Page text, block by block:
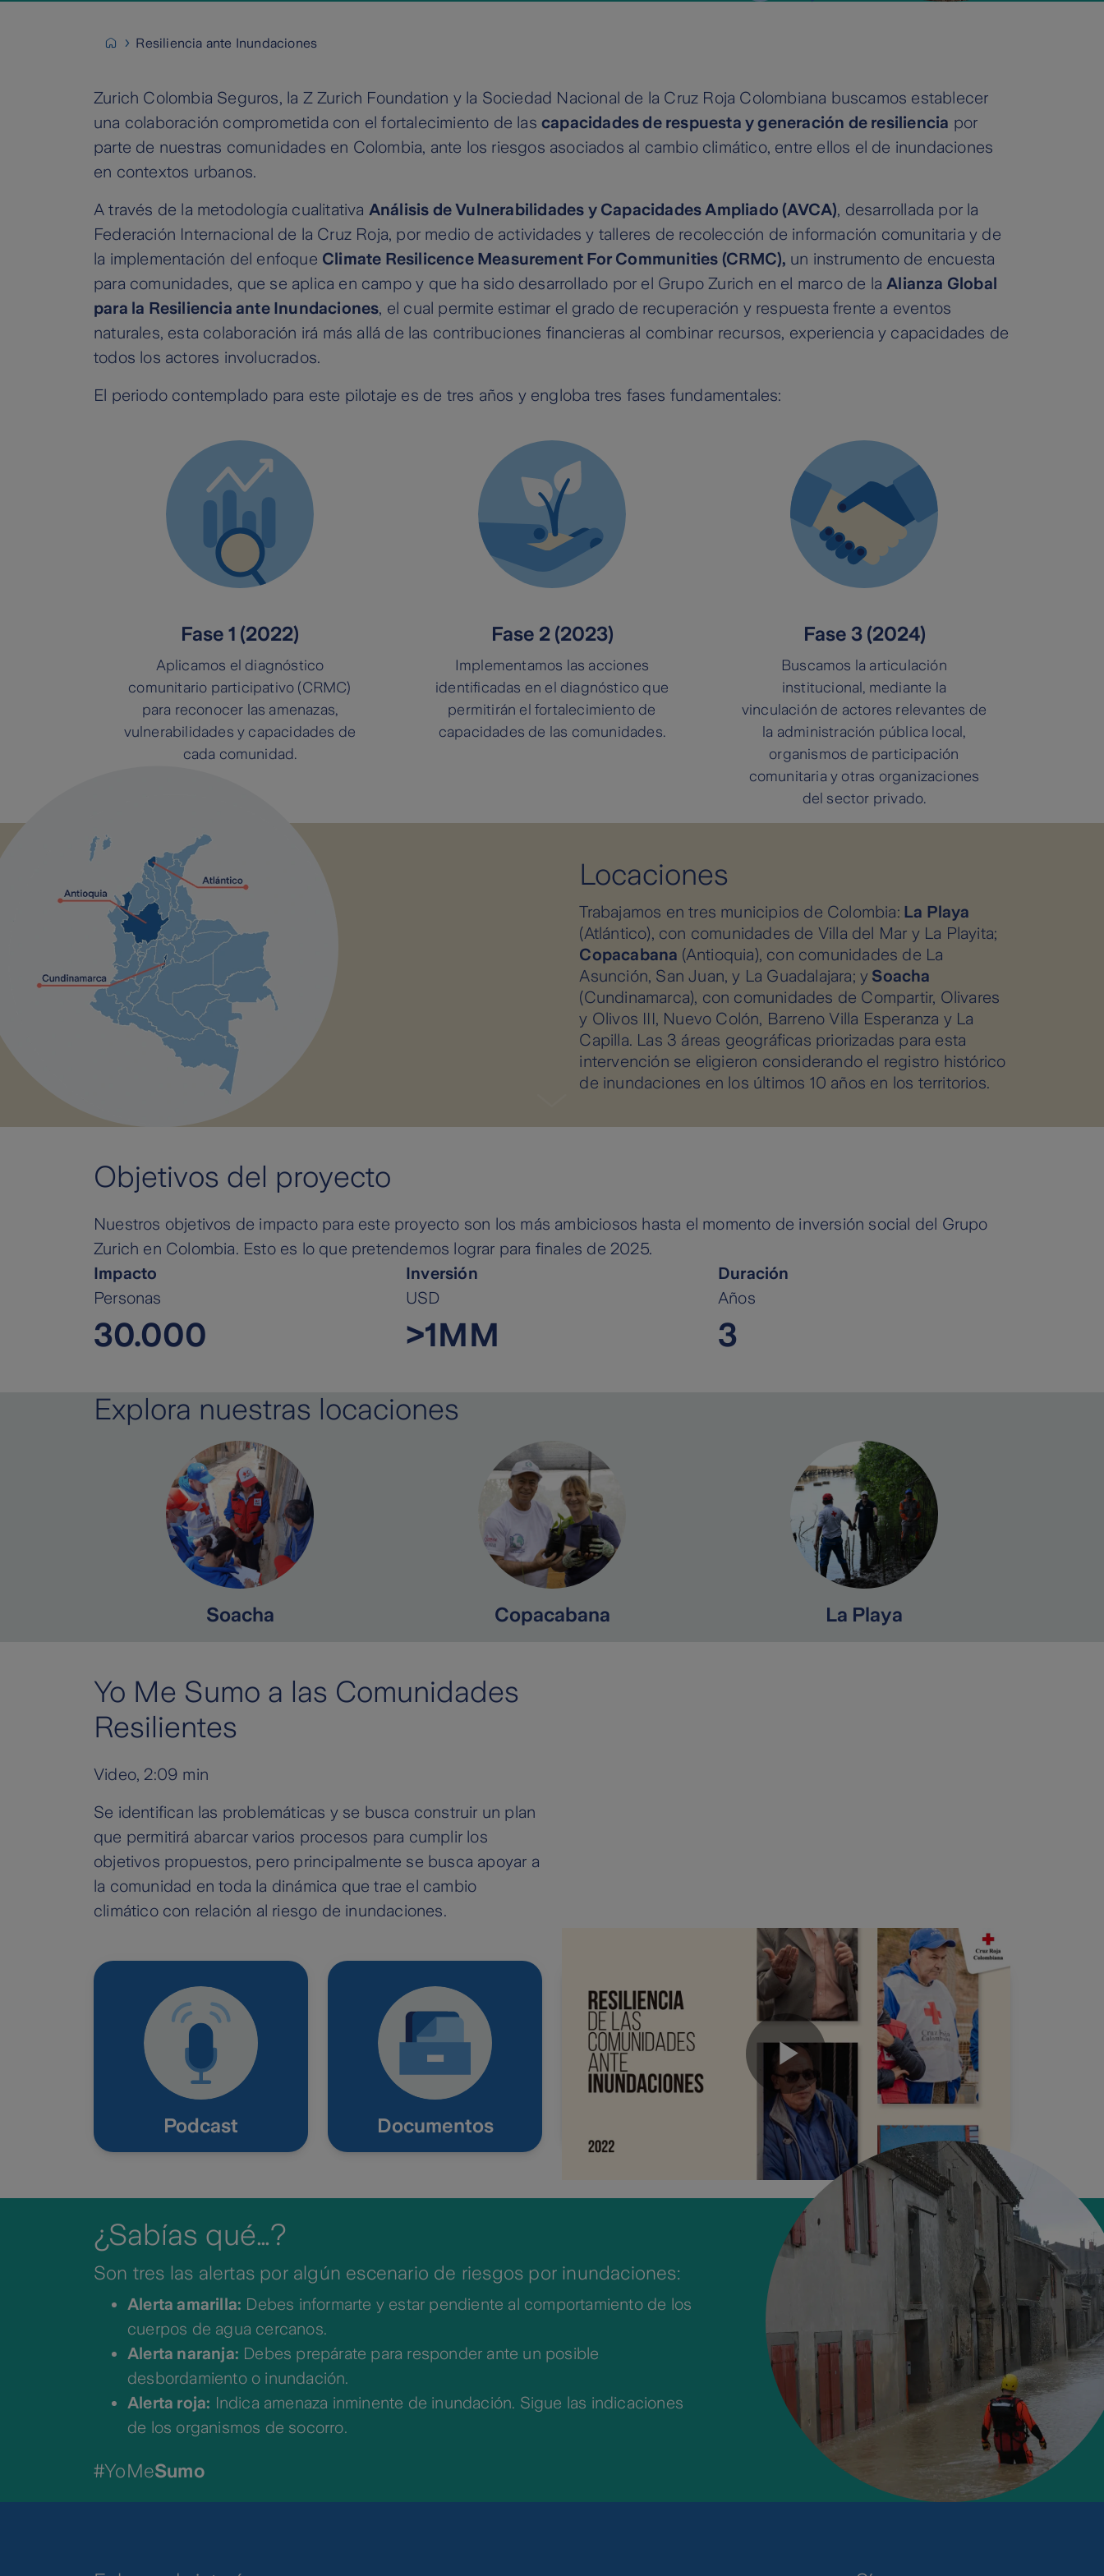
Resiliencia ante Inundaciones
Zurich Colombia Seguros, la Z Zurich Foundation y la Sociedad Nacional de la Cruz Roja Colombiana buscamos establecer
una colaboración comprometida con el fortalecimiento de lascapacidades de respuesta y generación de resiliencia por
parte de nuestras comunidades en Colombia, ante los riesgos asociados al cambio climático, entre ellos el de inundaciones
en contextos urbanos.
A través de la metodología cualitativa Análisis de Vulnerabilidades y Capacidades Ampliado (AVCA), desarrollada por la
Federación Internacional de la Cruz Roja, por medio de actividades y talleres de recolección de información comunitaria y de
la implementación del enfoque Climate Resilicence Measurement For Communities (CRMC), un instrumento de encuesta
para comunidades, que se aplica en campo y que ha sido desarrollado por el Grupo Zurich en el marco de laAlianza Global
para la Resiliencia ante Inundaciones, el cual permite estimar el grado de recuperación y respuesta frente a eventos
naturales, esta colaboración irá más allá de las contribuciones financieras al combinar recursos, experiencia y capacidades de
todos los actores involucrados.
El periodo contemplado para este pilotaje es de tres años y engloba tres fases fundamentales:
Fase 1 (2022)
Aplicamos el diagnóstico
comunitario participativo (CRMC)
para reconocer las amenazas,
vulnerabilidades y capacidades de
cada comunidad.
Fase 2 (2023)
Implementamos las acciones
identificadas en el diagnóstico que
permitirán el fortalecimiento de
capacidades de las comunidades.
Fase 3 (2024)
Buscamos la articulación
institucional, mediante la
vinculación de actores relevantes de
la administración pública local,
organismos de participación
comunitaria y otras organizaciones
del sector privado.
Locaciones
Trabajamos en tres municipios de Colombia: La Playa
(Atlántico), con comunidades de Villa del Mar y La Playita;
Copacabana (Antioquia), con comunidades de La
Asunción, San Juan, y La Guadalajara; y Soacha
(Cundinamarca), con comunidades de Compartir, Olivares
y Olivos III, Nuevo Colón, Barreno Villa Esperanza y La
Capilla. Las 3 áreas geográficas priorizadas para esta
intervención se eligieron considerando el registro histórico
de inundaciones en los últimos 10 años en los territorios.
Objetivos del proyecto
Nuestros objetivos de impacto para este proyecto son los más ambiciosos hasta el momento de inversión social del Grupo
Zurich en Colombia. Esto es lo que pretendemos lograr para finales de 2025.
Impacto
Personas
30.000
Inversión
USD
>1MM
Duración
Años
3
Explora nuestras locaciones
Soacha Copacabana La Playa
Yo Me Sumo a las Comunidades
Resilientes
Video, 2:09 min
Se identifican las problemáticas y se busca construir un plan
que permitirá abarcar varios procesos para cumplir los
objetivos propuestos, pero principalmente se busca apoyar a
la comunidad en toda la dinámica que trae el cambio
climático con relación al riesgo de inundaciones.
Play
Video
Podcast Documentos Cruz Roja
¿Sabías qué…?
Son tres las alertas por algún escenario de riesgos por inundaciones:
Alerta amarilla: Debes informarte y estar pendiente al comportamiento de los
cuerpos de agua cercanos.
Alerta naranja: Debes prepárate para responder ante un posible
desbordamiento o inundación.
Alerta roja: Indica amenaza inminente de inundación. Sigue las indicaciones
de los organismos de socorro.
#YoMeSumo